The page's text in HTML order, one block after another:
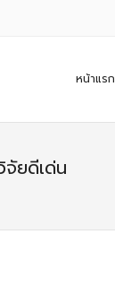
หน้าแรก
จัยดีเด่น